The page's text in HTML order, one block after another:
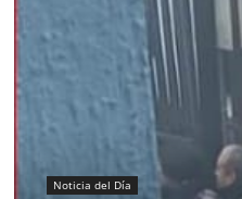
Noticia del Día